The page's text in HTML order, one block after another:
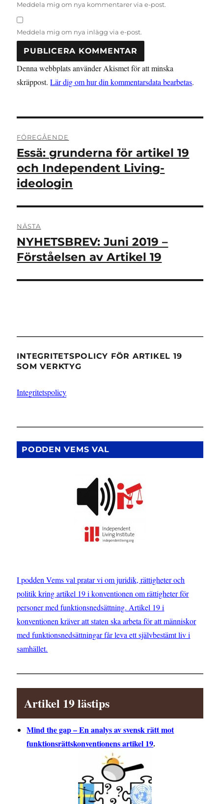
Meddela mig om nya kommentarer via e-post.
Meddela mig om nya inlägg via e-post.
Denna webbplats använder Akismet för att minska
skräppost.Lär dig om hur din kommentarsdata bearbetas.
FÖREGÅENDE
Föregående
inlägg:
Essä: grunderna för artikel 19
och Independent Living-
ideologin
NÄSTA
Nästa
inlägg:
NYHETSBREV: Juni 2019 –
Förståelsen av Artikel 19
INTEGRITETSPOLICY FÖR ARTIKEL 19
SOM VERKTYG
Integritetspolicy
PODDEN VEMS VAL
I podden Vems val pratar vi om juridik, rättigheter och
politik kring artikel 19 i konventionen om rättigheter för
personer med funktionsnedsättning. Artikel 19 i
konventionen kräver att staten ska arbeta för att människor
med funktionsnedsättningar får leva ett självbestämt liv i
samhället.
Artikel 19 lästips
Mind the gap – En analys av svensk rätt mot
funktionsrättskonventionens artikel 19.